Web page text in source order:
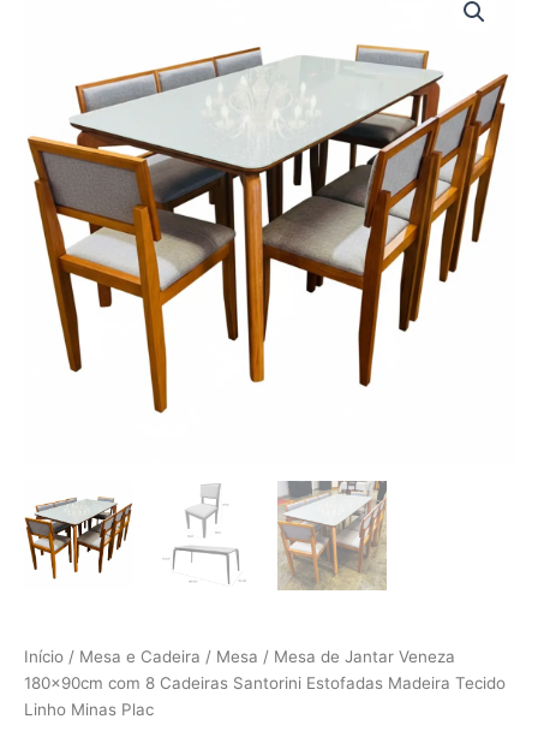
Início / Mesa e Cadeira / Mesa / Mesa de Jantar Veneza
180x90cm com 8 Cadeiras Santorini Estofadas Madeira Tecido
Linho Minas Plac